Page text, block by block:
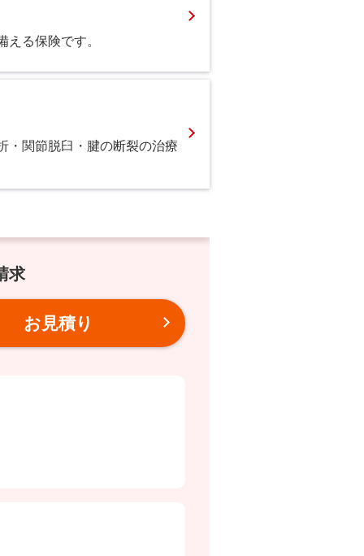
る保険です。
・関節脱臼・腱の断裂の治療
求
お見積り